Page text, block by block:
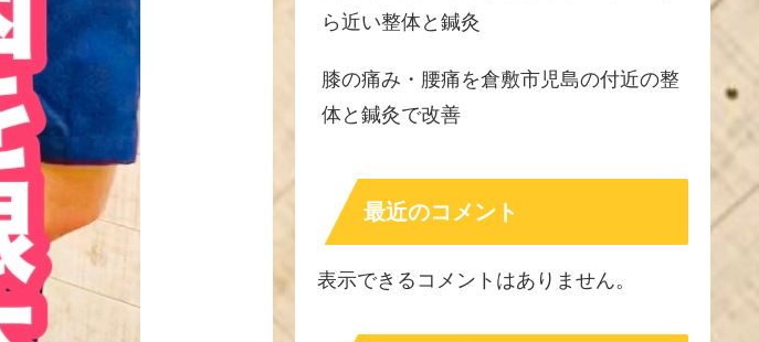
ら近い整体と鍼灸
膝の痛み・腰痛を倉敷市児島の付近の整
体と鍼灸で改善
最近のコメント
表示できるコメントはありません。